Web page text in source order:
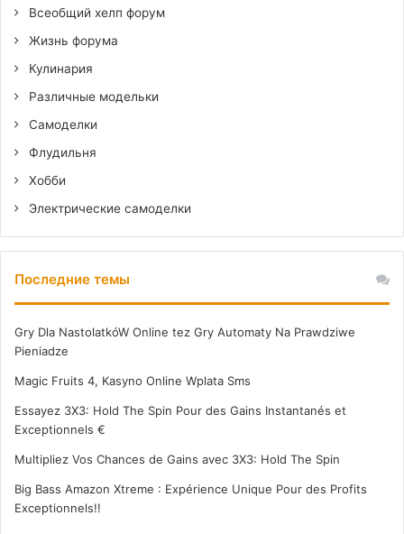
Всеобщий хелп форум
Жизнь форума
Кулинария
Различные модельки
Самоделки
Флудильня
Хобби
Электрические самоделки
Последние темы
Gry Dla NastolatkóW Online tez Gry Automaty Na Prawdziwe
Pieniadze
Magic Fruits 4, Kasyno Online Wplata Sms
Essayez 3X3: Hold The Spin Pour des Gains Instantanés et
Exceptionnels €
Multipliez Vos Chances de Gains avec 3X3: Hold The Spin
Big Bass Amazon Xtreme : Expérience Unique Pour des Profits
Exceptionnels!!